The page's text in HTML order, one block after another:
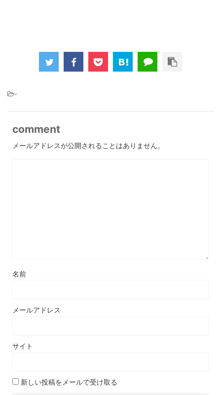
-
comment
メールアドレスが公開されることはありません。
名前
メールアドレス
サイト
新しい投稿をメールで受け取る